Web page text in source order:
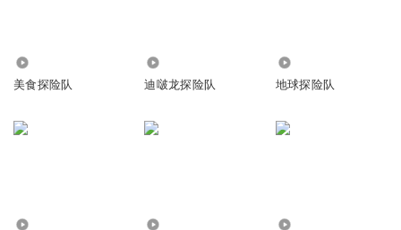
美食探险队 迪啵龙探险队 地球探险队